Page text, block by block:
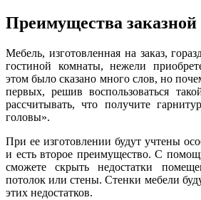
Преимущества заказной
Мебель, изготовленная на заказ,
гостиной комнаты, нежели
этом было сказано много слов, но
первых, решив воспользоваться
рассчитывать, что получите
головы».
При ее изготовлении будут учтены
и есть второе преимущество. С
сможете скрыть недостатки
потолок или стены. Стенки мебели
этих недостатков.